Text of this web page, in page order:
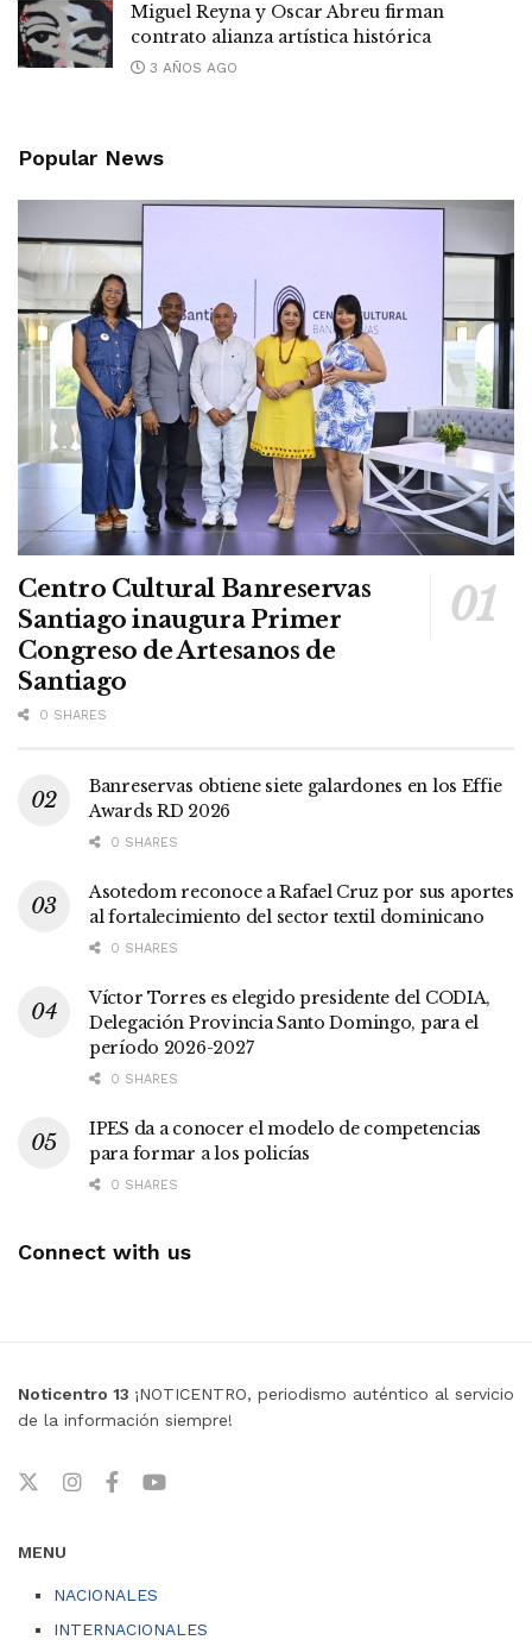
Miguel Reyna y Oscar Abreu firman
contrato alianza artística histórica
3 AÑOS AGO
Popular News
Centro Cultural Banreservas
Santiago inaugura Primer
Congreso de Artesanos de
Santiago
0 SHARES
Banreservas obtiene siete galardones en los Effie
Awards RD 2026
0 SHARES
Asotedom reconoce a Rafael Cruz por sus aportes
al fortalecimiento del sector textil dominicano
0 SHARES
Víctor Torres es elegido presidente del CODIA,
Delegación Provincia Santo Domingo, para el
período 2026-2027
0 SHARES
IPES da a conocer el modelo de competencias
para formar a los policías
0 SHARES
Connect with us
Noticentro 13 ¡NOTICENTRO, periodismo auténtico al servicio
de la información siempre!
MENU
NACIONALES
INTERNACIONALES